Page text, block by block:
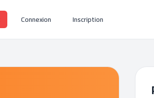
Connexion Inscription